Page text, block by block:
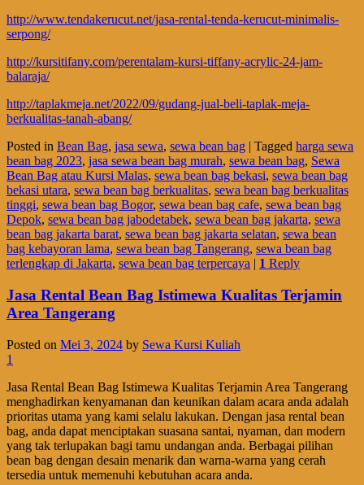
http://www.tendakerucut.net/jasa-rental-tenda-kerucut-minimalis-
serpong/
http://kursitifany.com/perentalam-kursi-tiffany-acrylic-24-jam-
balaraja/
http://taplakmeja.net/2022/09/gudang-jual-beli-taplak-meja-
berkualitas-tanah-abang/
Posted in Bean Bag, jasa sewa, sewa bean bag | Tagged harga sewa
bean bag 2023, jasa sewa bean bag murah, sewa bean bag, Sewa
Bean Bag atau Kursi Malas, sewa bean bag bekasi, sewa bean bag
bekasi utara, sewa bean bag berkualitas, sewa bean bag berkualitas
tinggi, sewa bean bag Bogor, sewa bean bag cafe, sewa bean bag
Depok, sewa bean bag jabodetabek, sewa bean bag jakarta, sewa
bean bag jakarta barat, sewa bean bag jakarta selatan, sewa bean
bag kebayoran lama, sewa bean bag Tangerang, sewa bean bag
terlengkap di Jakarta, sewa bean bag terpercaya | 1 Reply
Jasa Rental Bean Bag Istimewa Kualitas Terjamin
Area Tangerang
Posted on Mei 3, 2024 by Sewa Kursi Kuliah
1
Jasa Rental Bean Bag Istimewa Kualitas Terjamin Area Tangerang
menghadirkan kenyamanan dan keunikan dalam acara anda adalah
prioritas utama yang kami selalu lakukan. Dengan jasa rental bean
bag, anda dapat menciptakan suasana santai, nyaman, dan modern
yang tak terlupakan bagi tamu undangan anda. Berbagai pilihan
bean bag dengan desain menarik dan warna-warna yang cerah
tersedia untuk memenuhi kebutuhan acara anda.